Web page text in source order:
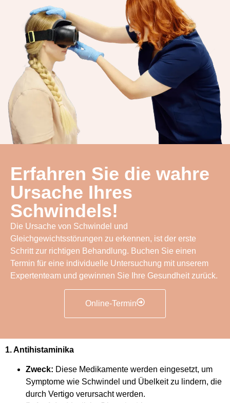
Erfahren Sie die wahre
Ursache Ihres
Schwindels!
Die Ursache von Schwindel und
Gleichgewichtsstörungen zu erkennen, ist der erste
Schritt zur richtigen Behandlung. Buchen Sie einen
Termin für eine individuelle Untersuchung mit unserem
Expertenteam und gewinnen Sie Ihre Gesundheit zurück.
Online-Termin
1. Antihistaminika
Zweck: Diese Medikamente werden eingesetzt, um
Symptome wie Schwindel und Übelkeit zu lindern, die
durch Vertigo verursacht werden.